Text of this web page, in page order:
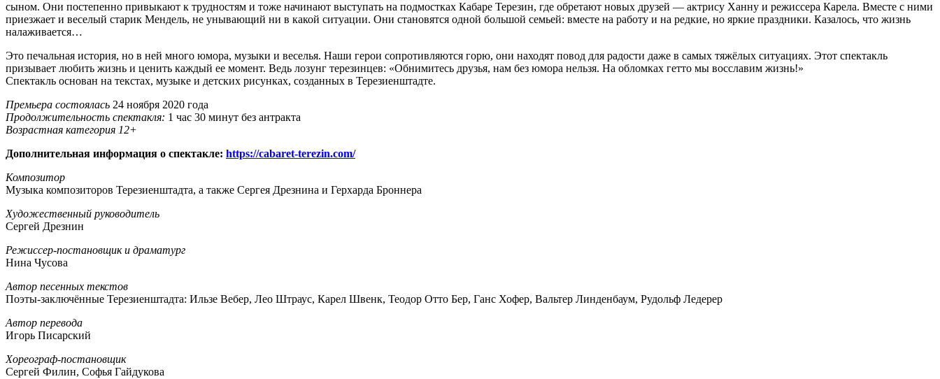
сыном. Они постепенно привыкают к трудностям и тоже начинают выступать на подмостках Кабаре Терезин, где обретают новых друзей — актрису Ханну и режиссера Карела. Вместе с ними
приезжает и веселый старик Мендель, не унывающий ни в какой ситуации. Они становятся одной большой семьей: вместе на работу и на редкие, но яркие праздники. Казалось, что жизнь
налаживается…
Это печальная история, но в ней много юмора, музыки и веселья. Наши герои сопротивляются горю, они находят повод для радости даже в самых тяжёлых ситуациях. Этот спектакль
призывает любить жизнь и ценить каждый ее момент. Ведь лозунг терезинцев: «Обнимитесь друзья, нам без юмора нельзя. На обломках гетто мы восславим жизнь!»
Спектакль основан на текстах, музыке и детских рисунках, созданных в Терезиенштадте.
Премьера состоялась 24 ноября 2020 года
Продолжительность спектакля: 1 час 30 минут без антракта
Возрастная категория 12+
Дополнительная информация о спектакле: https://cabaret-terezin.com/
Композитор
Музыка композиторов Терезиенштадта, а также Сергея Дрезнина и Герхарда Броннера
Художественный руководитель
Сергей Дрезнин
Режиссер-постановщик и драматург
Нина Чусова
Автор песенных текстов
Поэты-заключённые Терезиенштадта: Ильзе Вебер, Лео Штраус, Карел Швенк, Теодор Отто Бер, Ганс Хофер, Вальтер Линденбаум, Рудольф Ледерер
Автор перевода
Игорь Писарский
Хореограф-постановщик
Сергей Филин, Софья Гайдукова